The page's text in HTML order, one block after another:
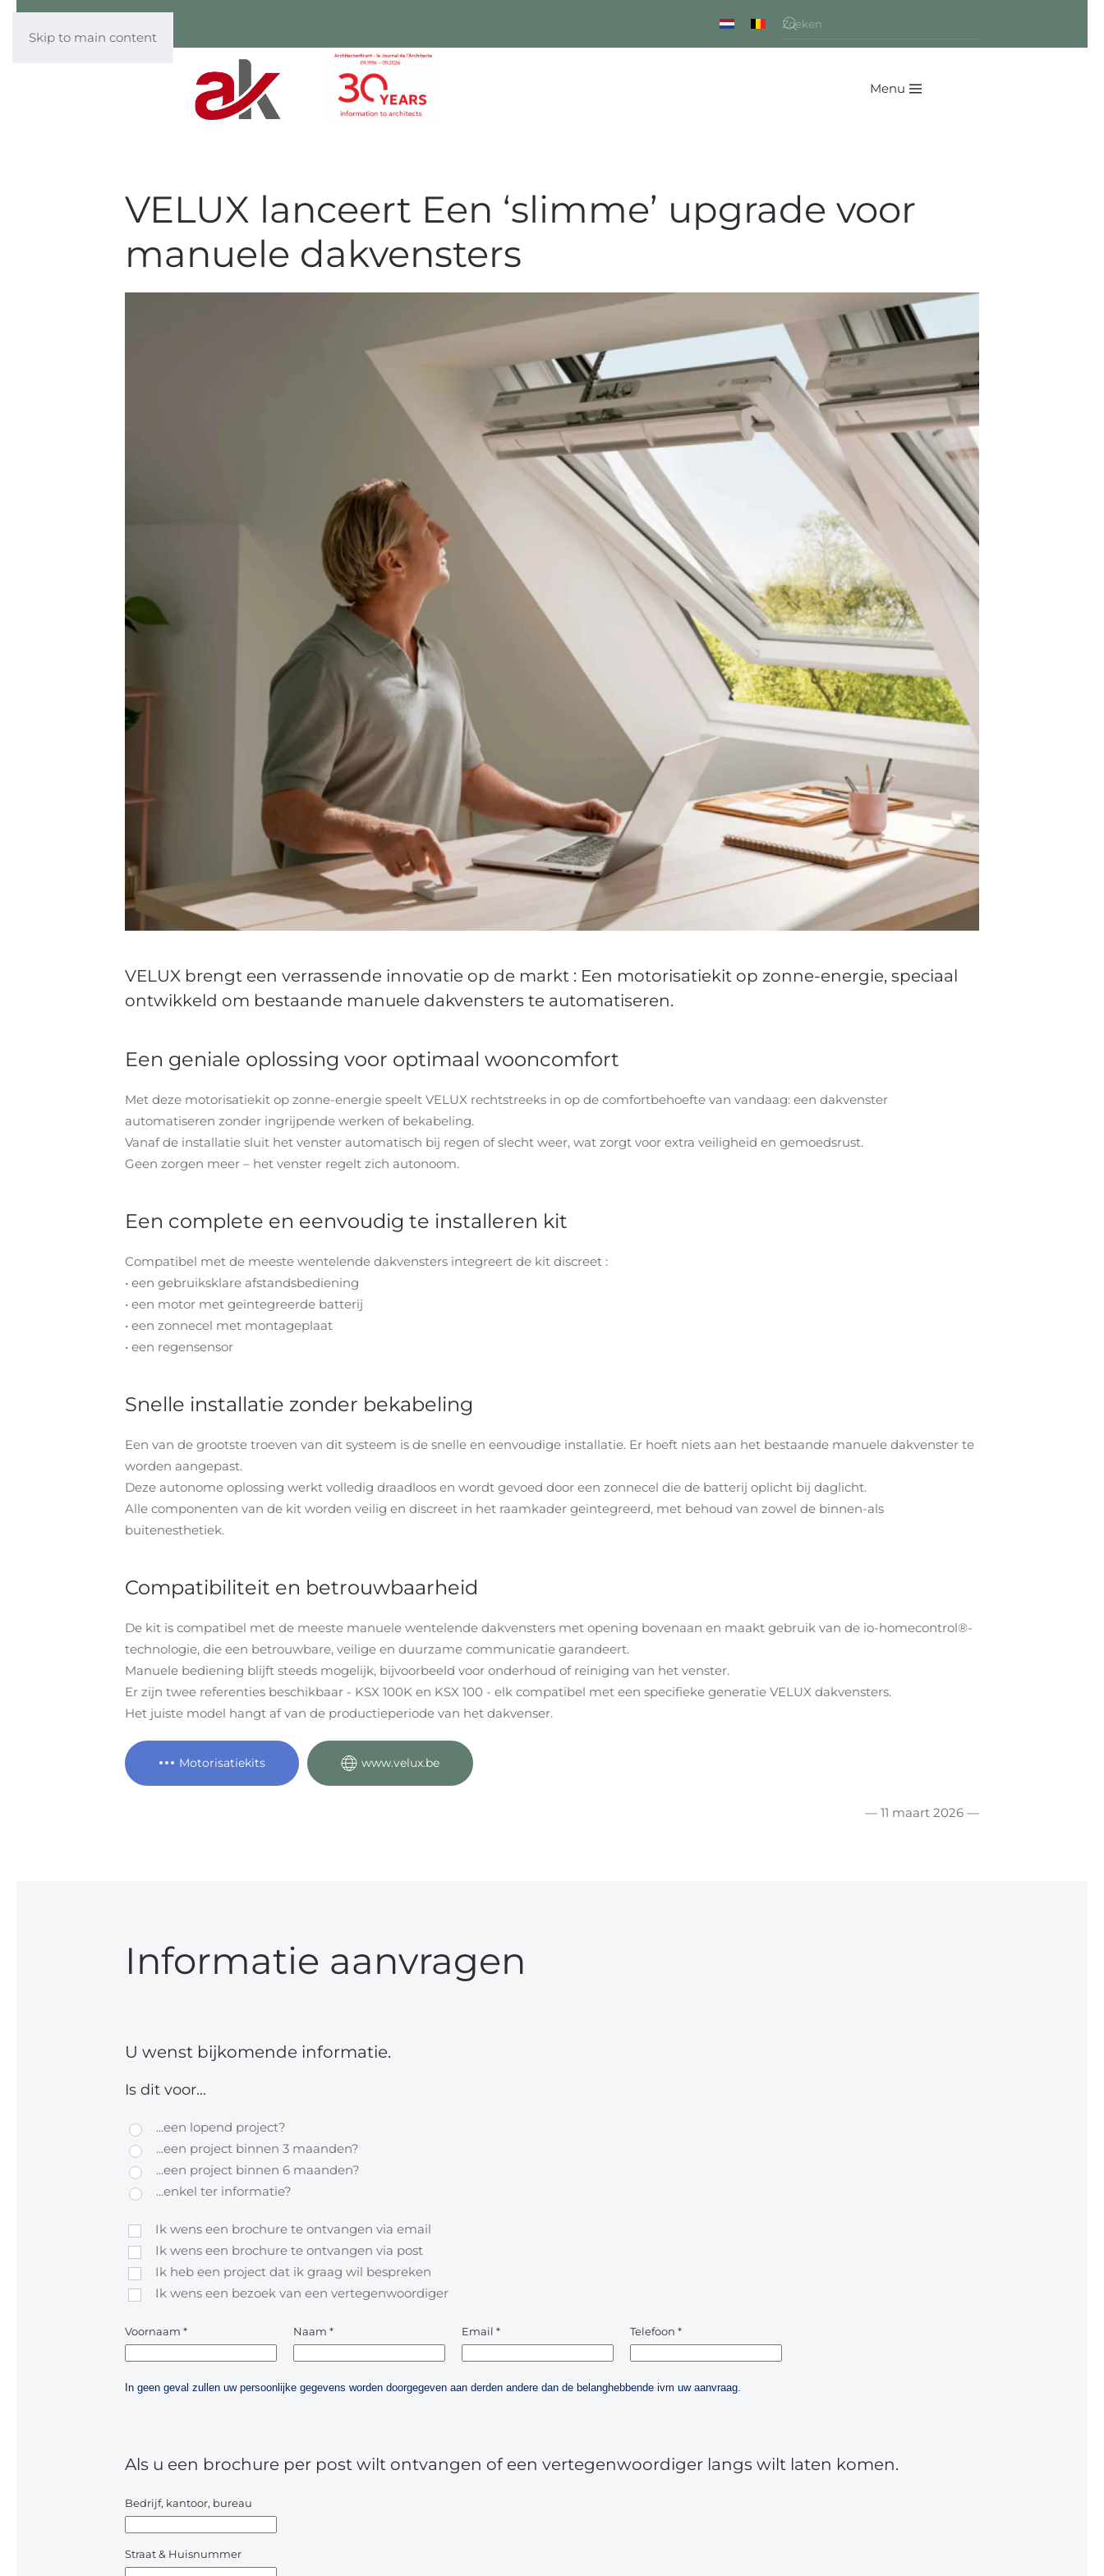
Skip to main content
Menu
VELUX lanceert Een ‘slimme’ upgrade voor
manuele dakvensters
VELUX brengt een verrassende innovatie op de markt : Een motorisatiekit op zonne-energie, speciaal
ontwikkeld om bestaande manuele dakvensters te automatiseren.
Een geniale oplossing voor optimaal wooncomfort
Met deze motorisatiekit op zonne-energie speelt VELUX rechtstreeks in op de comfortbehoefte van vandaag: een dakvenster
automatiseren zonder ingrijpende werken of bekabeling.
Vanaf de installatie sluit het venster automatisch bij regen of slecht weer, wat zorgt voor extra veiligheid en gemoedsrust.
Geen zorgen meer – het venster regelt zich autonoom.
Een complete en eenvoudig te installeren kit
Compatibel met de meeste wentelende dakvensters integreert de kit discreet :
• een gebruiksklare afstandsbediening
• een motor met geïntegreerde batterij
• een zonnecel met montageplaat
• een regensensor
Snelle installatie zonder bekabeling
Een van de grootste troeven van dit systeem is de snelle en eenvoudige installatie. Er hoeft niets aan het bestaande manuele dakvenster te
worden aangepast.
Deze autonome oplossing werkt volledig draadloos en wordt gevoed door een zonnecel die de batterij oplicht bij daglicht.
Alle componenten van de kit worden veilig en discreet in het raamkader geïntegreerd, met behoud van zowel de binnen-als
buitenesthetiek.
Compatibiliteit en betrouwbaarheid
De kit is compatibel met de meeste manuele wentelende dakvensters met opening bovenaan en maakt gebruik van de io-homecontrol®-
technologie, die een betrouwbare, veilige en duurzame communicatie garandeert.
Manuele bediening blijft steeds mogelijk, bijvoorbeeld voor onderhoud of reiniging van het venster.
Er zijn twee referenties beschikbaar - KSX 100K en KSX 100 - elk compatibel met een specifieke generatie VELUX dakvensters.
Het juiste model hangt af van de productieperiode van het dakvenser.
Motorisatiekits www.velux.be
— 11 maart 2026 —
Informatie aanvragen
U wenst bijkomende informatie.
Is dit voor...
...een lopend project?
...een project binnen 3 maanden?
...een project binnen 6 maanden?
...enkel ter informatie?
Ik wens een brochure te ontvangen via email
Ik wens een brochure te ontvangen via post
Ik heb een project dat ik graag wil bespreken
Ik wens een bezoek van een vertegenwoordiger
Voornaam * Naam * Email * Telefoon *
In geen geval zullen uw persoonlijke gegevens worden doorgegeven aan derden andere dan de belanghebbende ivm uw aanvraag.
Als u een brochure per post wilt ontvangen of een vertegenwoordiger langs wilt laten komen.
Bedrijf, kantoor, bureau
Straat & Huisnummer